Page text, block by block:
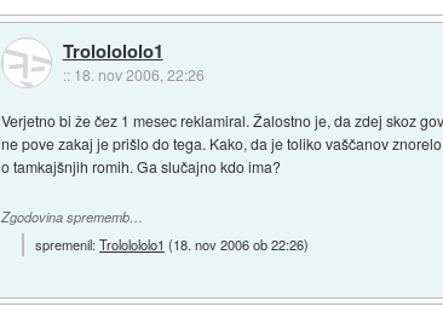
Trololololo1
:: 18. nov 2006, 22:26
Verjetno bi že čez 1 mesec reklamiral. Žalostno je, da zdej skoz
ne pove zakaj je prišlo do tega. Kako, da je toliko vaščanov
o tamkajšnjih romih. Ga slučajno kdo ima?
Zgodovina sprememb…
spremenil:Trololololo1 (18. nov 2006 ob 22:26)